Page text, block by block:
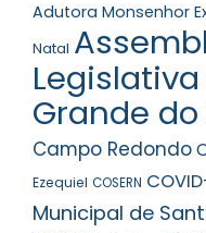
Adutora Monsenhor
Natal
Grande
Campo Redondo
Ezequiel COSERN
Municipal de